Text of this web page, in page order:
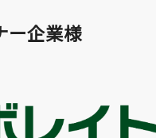
ー企業様